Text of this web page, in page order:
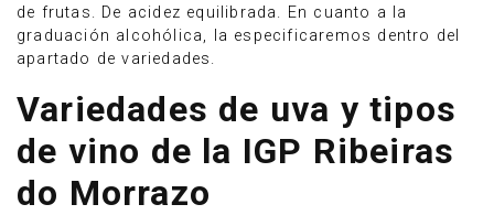
de frutas. De acidez equilibrada. En cuanto a la
graduación alcohólica, la especificaremos dentro del
apartado de variedades.
Variedades de uva y tipos
de vino de la IGP Ribeiras
do Morrazo